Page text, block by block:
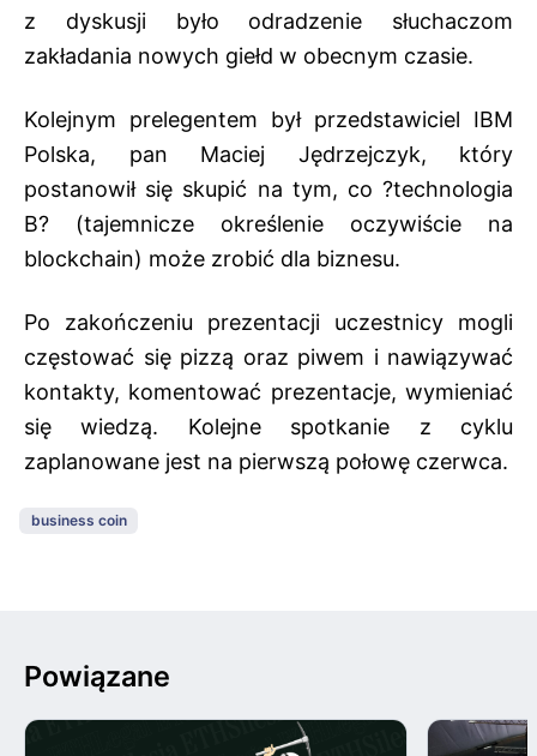
z dyskusji było odradzenie słuchaczom
zakładania nowych giełd w obecnym czasie.
Kolejnym prelegentem był przedstawiciel IBM
Polska, pan Maciej Jędrzejczyk, który
postanowił się skupić na tym, co ?technologia
B? (tajemnicze określenie oczywiście na
blockchain) może zrobić dla biznesu.
Po zakończeniu prezentacji uczestnicy mogli
częstować się pizzą oraz piwem i nawiązywać
kontakty, komentować prezentacje, wymieniać
się wiedzą. Kolejne spotkanie z cyklu
zaplanowane jest na pierwszą połowę czerwca.
business coin
Powiązane